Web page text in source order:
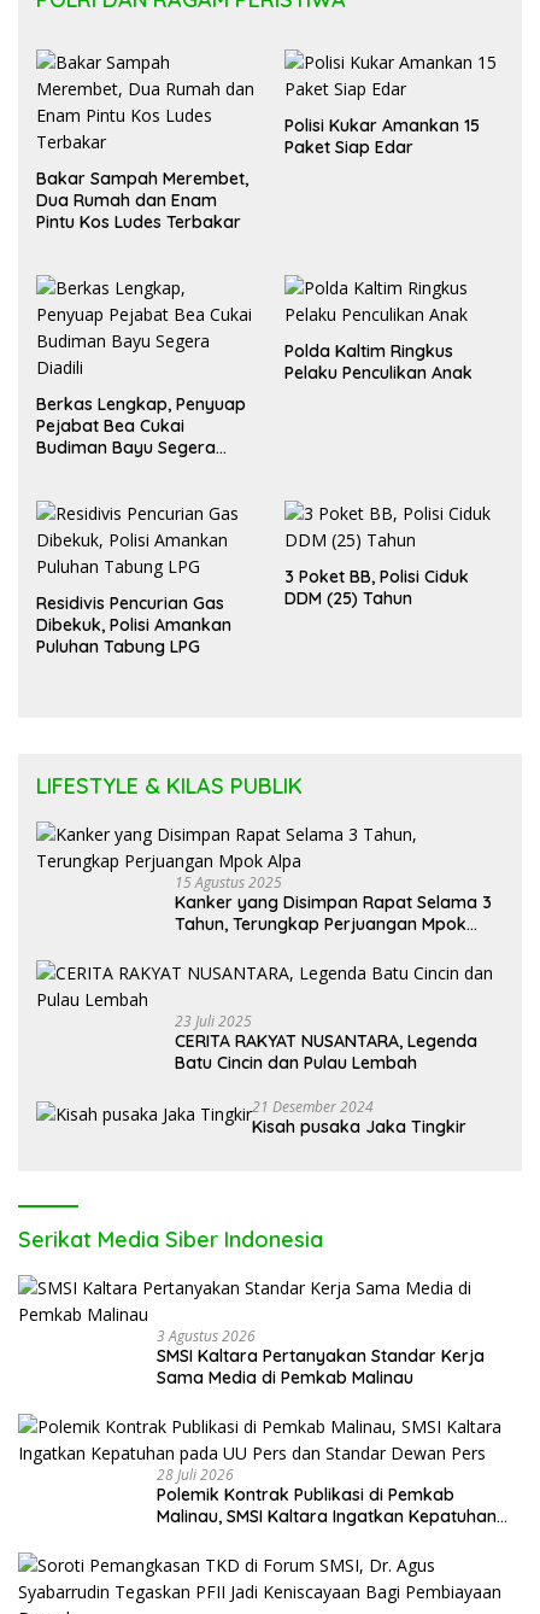
Bakar Sampah Merembet,
Dua Rumah dan Enam
Pintu Kos Ludes Terbakar
Polisi Kukar Amankan 15
Paket Siap Edar
Berkas Lengkap, Penyuap
Pejabat Bea Cukai
Budiman Bayu Segera
Polda Kaltim Ringkus
Pelaku Penculikan Anak
Residivis Pencurian Gas
Dibekuk, Polisi Amankan
Puluhan Tabung LPG
3 Poket BB, Polisi Ciduk
DDM (25) Tahun
LIFESTYLE & KILAS PUBLIK
15 Agustus 2025
Kanker yang Disimpan Rapat Selama 3
Tahun, Terungkap Perjuangan Mpok
23 Juli 2025
CERITA RAKYAT NUSANTARA, Legenda
Batu Cincin dan Pulau Lembah
21 Desember 2024
Kisah pusaka Jaka Tingkir
Serikat Media Siber Indonesia
3 Agustus 2026
SMSI Kaltara Pertanyakan Standar Kerja
Sama Media di Pemkab Malinau
28 Juli 2026
Polemik Kontrak Publikasi di Pemkab
Malinau, SMSI Kaltara Ingatkan Kepatuhan